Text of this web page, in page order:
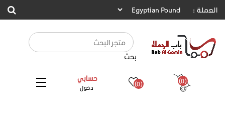
العملة :
بحث
حسابي
دخول (0) (0)